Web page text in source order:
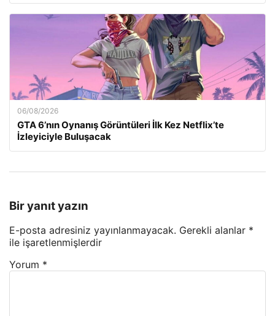
06/08/2026
GTA 6’nın Oynanış Görüntüleri İlk Kez Netflix’te
İzleyiciyle Buluşacak
Bir yanıt yazın
E-posta adresiniz yayınlanmayacak. Gerekli alanlar *
ile işaretlenmişlerdir
Yorum *